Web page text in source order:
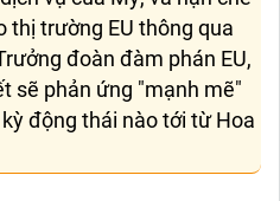
thị trường EU thông qua
đoàn đàm phán EU,
sẽ phản ứng "mạnh mẽ"
động thái nào tới từ Hoa